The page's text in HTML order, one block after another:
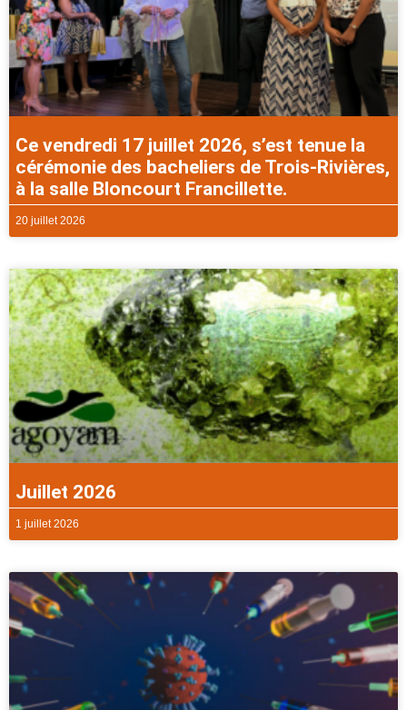
Ce vendredi 17 juillet 2026, s’est tenue la
cérémonie des bacheliers de Trois-Rivières,
à la salle Bloncourt Francillette.
20 juillet 2026
Juillet 2026
1 juillet 2026